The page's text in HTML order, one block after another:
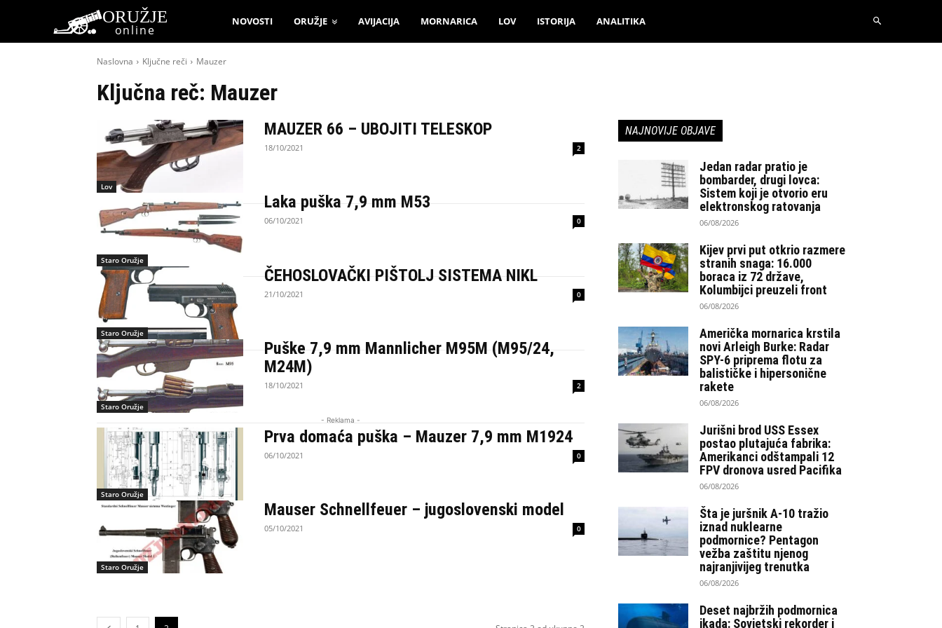
ORUŽJE
online
NOVOSTI ORUŽJE AVIJACIJA MORNARICA LOV ISTORIJA ANALITIKA
Naslovna Ključne reči Mauzer
Ključna reč: Mauzer
Lov
MAUZER 66 – UBOJITI TELESKOP
18/10/2021 2
Staro Oružje
Laka puška 7,9 mm M53
06/10/2021 0
Staro Oružje
ČEHOSLOVAČKI PIŠTOLJ SISTEMA NIKL
21/10/2021 0
Staro Oružje
Puške 7,9 mm Mannlicher M95M (M95/24,
M24M)
18/10/2021 2
- Reklama -
Staro Oružje
Prva domaća puška – Mauzer 7,9 mm M1924
06/10/2021 0
Staro Oružje
Mauser Schnellfeuer – jugoslovenski model
05/10/2021 0
NAJNOVIJE OBJAVE
Jedan radar pratio je
bombarder, drugi lovca:
Sistem koji je otvorio eru
elektronskog ratovanja
06/08/2026
Kijev prvi put otkrio razmere
stranih snaga: 16.000
boraca iz 72 države,
Kolumbijci preuzeli front
06/08/2026
Američka mornarica krstila
novi Arleigh Burke: Radar
SPY-6 priprema flotu za
balističke i hipersonične
rakete
06/08/2026
Jurišni brod USS Essex
postao plutajuća fabrika:
Amerikanci odštampali 12
FPV dronova usred Pacifika
06/08/2026
Šta je juršnik A-10 tražio
iznad nuklearne
podmornice? Pentagon
vežba zaštitu njenog
najranjivijeg trenutka
06/08/2026
Deset najbržih podmornica
ikada: Sovjetski rekorder i